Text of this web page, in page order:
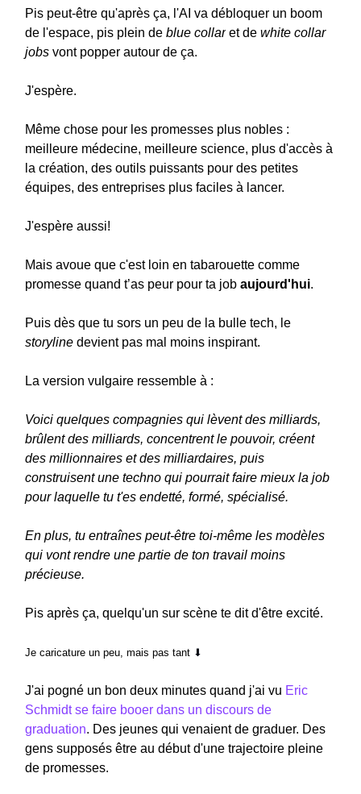
Pis peut-être qu'après ça, l'AI va débloquer un boom
de l'espace, pis plein de blue collar et de white collar
jobs vont popper autour de ça.
J'espère.
Même chose pour les promesses plus nobles :
meilleure médecine, meilleure science, plus d'accès à
la création, des outils puissants pour des petites
équipes, des entreprises plus faciles à lancer.
J'espère aussi!
Mais avoue que c'est loin en tabarouette comme
promesse quand t’as peur pour ta job aujourd'hui.
Puis dès que tu sors un peu de la bulle tech, le
storyline devient pas mal moins inspirant.
La version vulgaire ressemble à :
Voici quelques compagnies qui lèvent des milliards,
brûlent des milliards, concentrent le pouvoir, créent
des millionnaires et des milliardaires, puis
construisent une techno qui pourrait faire mieux la job
pour laquelle tu t'es endetté, formé, spécialisé.
En plus, tu entraînes peut-être toi-même les modèles
qui vont rendre une partie de ton travail moins
précieuse.
Pis après ça, quelqu'un sur scène te dit d'être excité.
Je caricature un peu, mais pas tant ⬇︎
J'ai pogné un bon deux minutes quand j'ai vu Eric
Schmidt se faire booer dans un discours de
graduation. Des jeunes qui venaient de graduer. Des
gens supposés être au début d'une trajectoire pleine
de promesses.